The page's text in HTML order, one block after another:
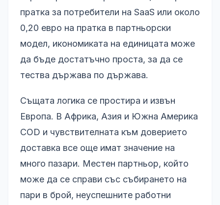
пратка за потребители на SaaS или около
0,20 евро на пратка в партньорски
модел, икономиката на единицата може
да бъде достатъчно проста, за да се
тества държава по държава.
Същата логика се простира и извън
Европа. В Африка, Азия и Южна Америка
COD и чувствителната към доверието
доставка все още имат значение на
много пазари. Местен партньор, който
може да се справи със събирането на
пари в брой, неуспешните работни